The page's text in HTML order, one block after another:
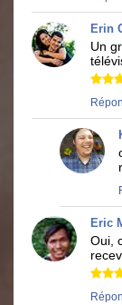
Erin
Un
Eric
Oui,